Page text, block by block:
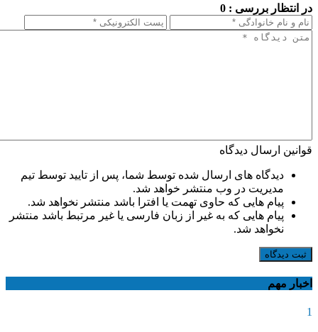
در انتظار بررسی : 0
قوانین ارسال دیدگاه
دیدگاه های ارسال شده توسط شما، پس از تایید توسط تیم
مدیریت در وب منتشر خواهد شد.
پیام هایی که حاوی تهمت یا افترا باشد منتشر نخواهد شد.
پیام هایی که به غیر از زبان فارسی یا غیر مرتبط باشد منتشر
نخواهد شد.
ثبت دیدگاه
اخبار مهم
1